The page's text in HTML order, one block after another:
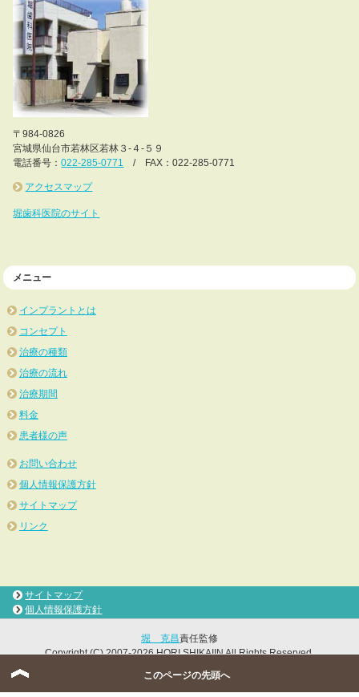
〒984-0826
宮城県仙台市若林区若林３-４-５９
電話番号：022-285-0771 / FAX：022-285-0771
アクセスマップ
堀歯科医院のサイト
メニュー
インプラントとは
コンセプト
治療の種類
治療の流れ
治療期間
料金
患者様の声
お問い合わせ
個人情報保護方針
サイトマップ
リンク
サイトマップ
個人情報保護方針
堀 克昌責任監修
Copyright (C) 2007-2026 HORI SHIKAIIN All Rights Reserved.
このページの先頭へ